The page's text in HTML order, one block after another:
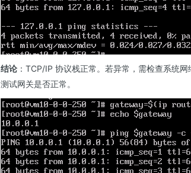
结论 ：TCP/IP 协议栈正常。若异常，需检查系统网
测试网关是否正常。